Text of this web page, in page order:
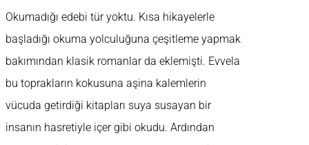
Okumadığı edebi tür yoktu. Kısa hikayelerle
başladığı okuma yolculuğuna çeşitleme yapmak
bakımından klasik romanlar da eklemişti. Evvela
bu toprakların kokusuna aşina kalemlerin
vücuda getirdiği kitapları suya susayan bir
insanın hasretiyle içer gibi okudu. Ardından